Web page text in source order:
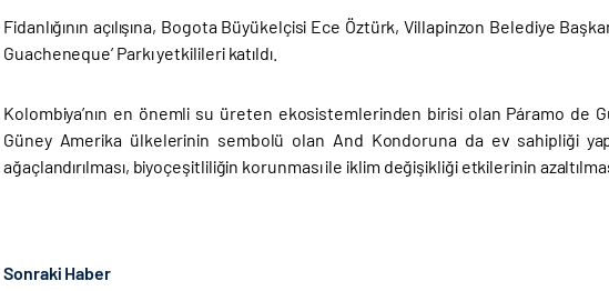
Fidanlığının açılışına, Bogota Büyükelçisi Ece Öztürk, Villapinzon Belediye
Guacheneque’ Parkı yetkilileri katıldı.
Kolombiya’nın en önemli su üreten ekosistemlerinden birisi olan Páramo de
Güney Amerika ülkelerinin sembolü olan And Kondoruna da ev sahipliği
ağaçlandırılması, biyoçeşitliliğin korunması ile iklim değişikliği etkilerinin
Sonraki Haber